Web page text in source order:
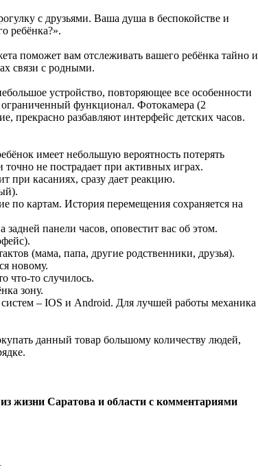
с друзьями. Ваша душа в беспокойстве и
ребёнка?».
поможет вам отслеживать вашего ребёнка тайно и
связи с родными.
устройство, повторяющее все особенности
функционал. Фотокамера (2
прекрасно разбавляют интерфейс детских часов.
имеет небольшую вероятность потерять
точно не пострадает при активных играх.
при касаниях, сразу дает реакцию.
по картам. История перемещения сохраняется на
панели часов, оповестит вас об этом.
(мама, папа, другие родственники, друзья).
новому.
что-то случилось.
зону.
– IOS и Android. Для лучшей работы механика
данный товар большому количеству людей,
жизни Саратова и области с комментариями